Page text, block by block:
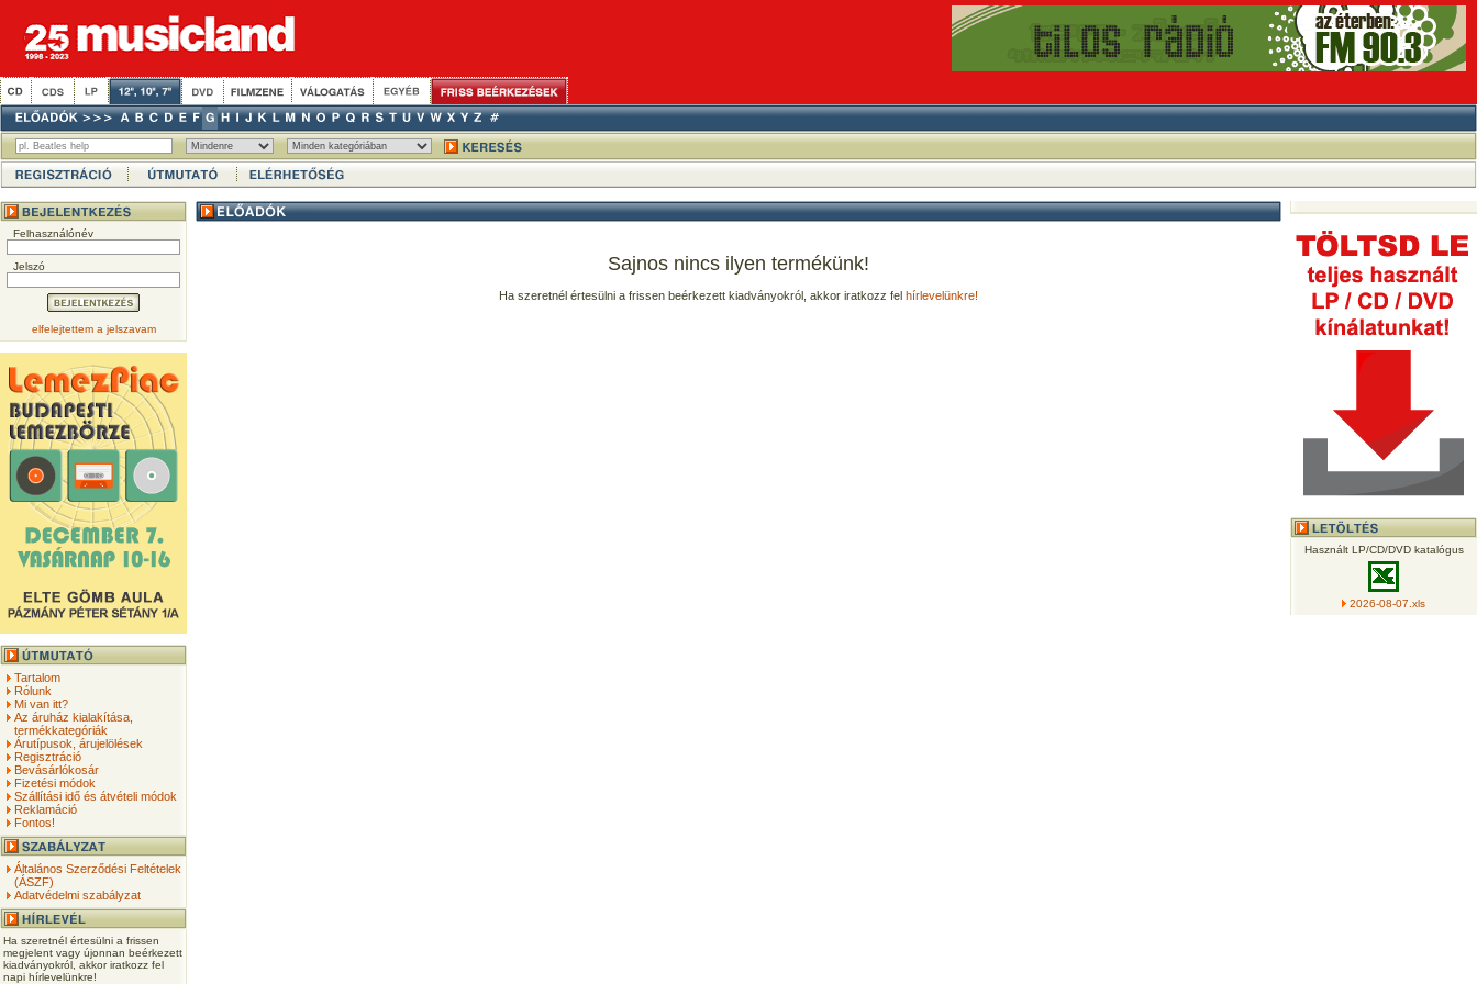
Felhasználónév
Jelszó
elfelejtettem a jelszavam
Tartalom
Rólunk
Mi van itt?
Az áruház kialakítása,
termékkategóriák
Árutípusok, árujelölések
Regisztráció
Bevásárlókosár
Fizetési módok
Szállítási idő és átvételi módok
Reklamáció
Fontos!
Általános Szerződési Feltételek
(ÁSZF)
Adatvédelmi szabályzat
Ha szeretnél értesülni a frissen
megjelent vagy újonnan beérkezett
kiadványokról, akkor iratkozz fel
napi hírlevelünkre!
Sajnos nincs ilyen termékünk!
Ha szeretnél értesülni a frissen beérkezett kiadványokról, akkor iratkozz fel hírlevelünkre!
Használt LP/CD/DVD katalógus
2026-08-07.xls